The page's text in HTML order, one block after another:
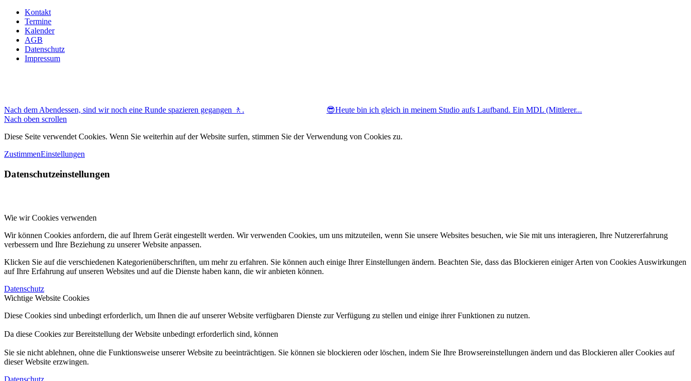
Kontakt
Termine
Kalender
AGB
Datenschutz
Impressum
Nach dem Abendessen, sind wir noch eine Runde spazieren gegangen 🚶.
😎Heute bin ich gleich in meinem Studio aufs Laufband. Ein MDL (Mittlerer...
Nach oben scrollen
Diese Seite verwendet Cookies. Wenn Sie weiterhin auf der Website surfen, stimmen Sie der Verwendung von Cookies zu.
ZustimmenEinstellungen
Datenschutzeinstellungen
Wie wir Cookies verwenden
Wir können Cookies anfordern, die auf Ihrem Gerät eingestellt werden. Wir verwenden Cookies, um uns mitzuteilen, wenn Sie unsere Websites besuchen, wie Sie mit uns interagieren, Ihre Nutzererfahrung
verbessern und Ihre Beziehung zu unserer Website anpassen.
Klicken Sie auf die verschiedenen Kategorienüberschriften, um mehr zu erfahren. Sie können auch einige Ihrer Einstellungen ändern. Beachten Sie, dass das Blockieren einiger Arten von Cookies Auswirkungen
auf Ihre Erfahrung auf unseren Websites und auf die Dienste haben kann, die wir anbieten können.
Datenschutz
Wichtige Website Cookies
Diese Cookies sind unbedingt erforderlich, um Ihnen die auf unserer Website verfügbaren Dienste zur Verfügung zu stellen und einige ihrer Funktionen zu nutzen.
Da diese Cookies zur Bereitstellung der Website unbedingt erforderlich sind, können
Sie sie nicht ablehnen, ohne die Funktionsweise unserer Website zu beeinträchtigen. Sie können sie blockieren oder löschen, indem Sie Ihre Browsereinstellungen ändern und das Blockieren aller Cookies auf
dieser Website erzwingen.
Datenschutz